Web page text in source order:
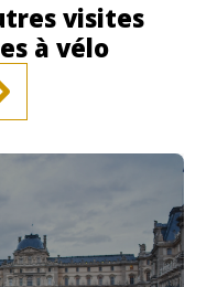
visites
à vélo